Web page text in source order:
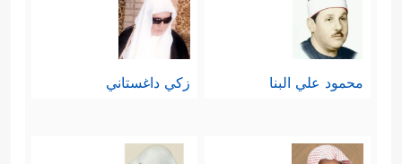
وبقدر ما يعطِّل الإنسان مَدَاركَه المعرفيَّة
فإنَّه سيضطر للتقليد الأعمى لا محالة.
ثالثًا: غلبة العاطفة على العقل:
محمود علي البنا زكي داغستاني